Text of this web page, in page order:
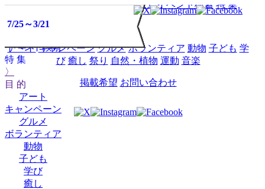
イベント
イベント検索
特 集
〉
目 的
アート
キャンペーン
グルメ
ボランティア
動物
子ども
学び
癒し
HOME イベントミツケタって？ イベント検索 特 集
目 的
アート キャンペーン グルメ ボランティア 動物 子ども 学
び 癒し 祭り 自然・植物 運動 音楽
掲載希望 お問い合わせ
02
03
04
05
06
07
08
09
10
11
12
01
02
03
04
05
06
07
08
09
10
11
12
01
02
03
5/5～10/25
6/1～8/31
7/1～8/31
7/11～8/16
7/17～8/30
7/18～8/16
7/18～8/30
7/24～8/30
7/25～3/21